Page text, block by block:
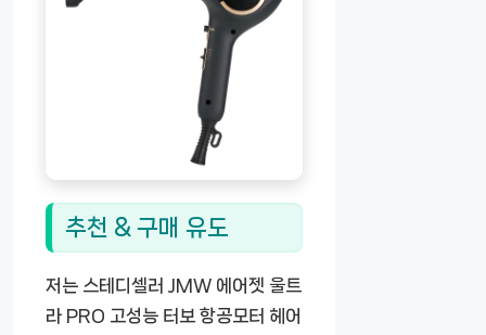
추천 & 구매 유도
저는 스테디셀러 JMW 에어젯 울트
라 PRO 고성능 터보 항공모터 헤어